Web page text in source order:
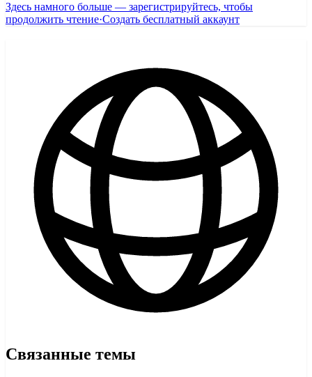
Здесь намного больше — зарегистрируйтесь, чтобы
продолжить чтение·Создать бесплатный аккаунт
Связанные темы